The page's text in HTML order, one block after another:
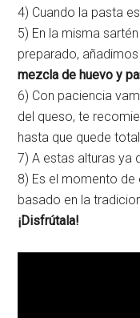
4) Cuando la pasta
5) En la misma
preparado,
mezcla de huevo y
6) Con paciencia
del queso, te
hasta que quede
7) A estas alturas ya
8) Es el momento
basado en la
¡Disfrútala!